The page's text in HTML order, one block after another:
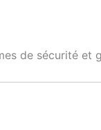
de sécurité et